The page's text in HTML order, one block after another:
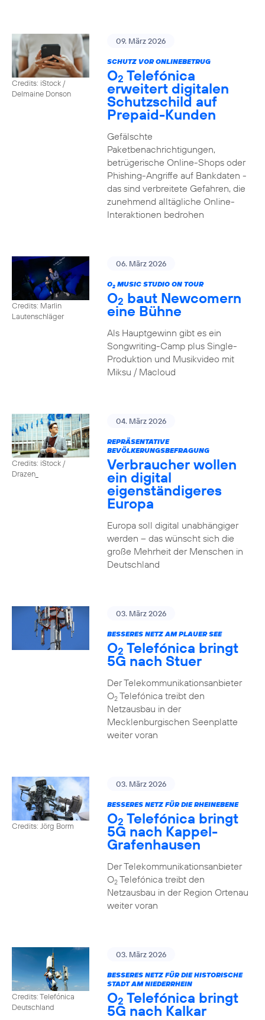
Credits: iStock /
Delmaine Donson
09. März 2026
SCHUTZ VOR ONLINEBETRUG
O2 Telefónica
erweitert digitalen
Schutzschild auf
Prepaid-Kunden
Gefälschte
Paketbenachrichtigungen,
betrügerische Online-Shops oder
Phishing-Angriffe auf Bankdaten -
das sind verbreitete Gefahren, die
zunehmend alltägliche Online-
Interaktionen bedrohen
Credits: Marlin
Lautenschläger
06. März 2026
O2MUSIC STUDIO ON TOUR
O2 baut Newcomern
eine Bühne
Als Hauptgewinn gibt es ein
Songwriting-Camp plus Single-
Produktion und Musikvideo mit
Miksu / Macloud
Credits: iStock /
Drazen_
04. März 2026
REPRÄSENTATIVE
BEVÖLKERUNGSBEFRAGUNG
Verbraucher wollen
ein digital
eigenständigeres
Europa
Europa soll digital unabhängiger
werden – das wünscht sich die
große Mehrheit der Menschen in
Deutschland
03. März 2026
BESSERES NETZ AM PLAUER SEE
O2 Telefónica bringt
5G nach Stuer
Der Telekommunikationsanbieter
O2Telefónica treibt den
Netzausbau in der
Mecklenburgischen Seenplatte
weiter voran
Credits: Jörg Borm
03. März 2026
BESSERES NETZ FÜR DIE RHEINEBENE
O2 Telefónica bringt
5G nach Kappel-
Grafenhausen
Der Telekommunikationsanbieter
O2Telefónica treibt den
Netzausbau in der Region Ortenau
weiter voran
Credits: Telefónica
Deutschland
03. März 2026
BESSERES NETZ FÜR DIE HISTORISCHE
STADT AM NIEDERRHEIN
O2 Telefónica bringt
5G nach Kalkar